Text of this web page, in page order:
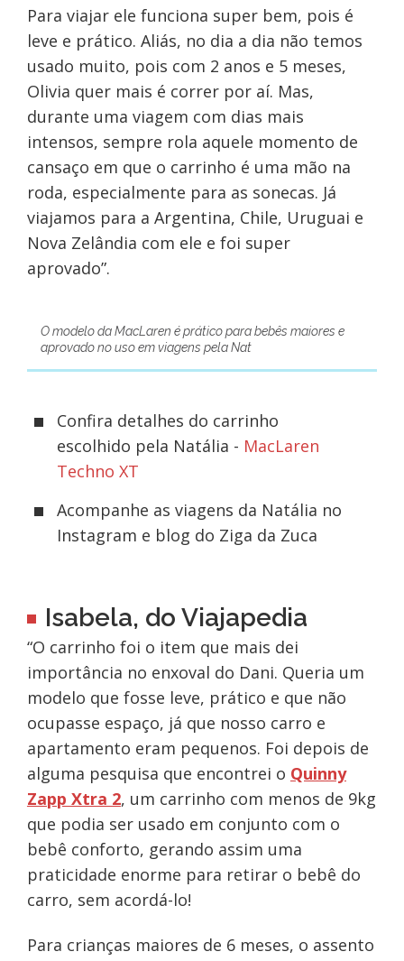
Para viajar ele funciona super bem, pois é
leve e prático. Aliás, no dia a dia não temos
usado muito, pois com 2 anos e 5 meses,
Olivia quer mais é correr por aí. Mas,
durante uma viagem com dias mais
intensos, sempre rola aquele momento de
cansaço em que o carrinho é uma mão na
roda, especialmente para as sonecas. Já
viajamos para a Argentina, Chile, Uruguai e
Nova Zelândia com ele e foi super
aprovado”.
O modelo da MacLaren é prático para bebês maiores e
aprovado no uso em viagens pela Nat
Confira detalhes do carrinho
escolhido pela Natália - MacLaren
Techno XT
Acompanhe as viagens da Natália no
Instagram e blog do Ziga da Zuca
Isabela, do Viajapedia
“O carrinho foi o item que mais dei
importância no enxoval do Dani. Queria um
modelo que fosse leve, prático e que não
ocupasse espaço, já que nosso carro e
apartamento eram pequenos. Foi depois de
alguma pesquisa que encontrei o Quinny
Zapp Xtra 2, um carrinho com menos de 9kg
que podia ser usado em conjunto com o
bebê conforto, gerando assim uma
praticidade enorme para retirar o bebê do
carro, sem acordá-lo!
Para crianças maiores de 6 meses, o assento